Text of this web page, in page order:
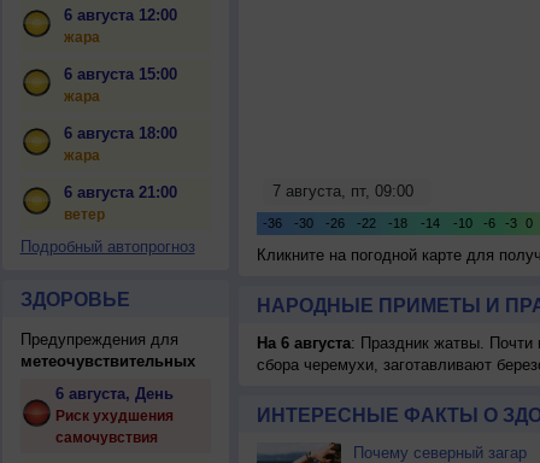
6 августа 12:00
жара
6 августа 15:00
жара
6 августа 18:00
жара
6 августа 21:00
ветер
Подробный автопрогноз
ЗДОРОВЬЕ
Предупреждения для
метеочувствительных
6 августа, День
Риск ухудшения
самочувствия
Кликните на погодной карте для
НАРОДНЫЕ ПРИМЕТЫ И
На 6 августа: Праздник жатвы. Почти
сбора черемухи, заготавливают
ИНТЕРЕСНЫЕ ФАКТЫ О
Почему северный загар